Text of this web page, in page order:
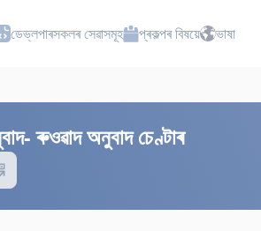
ডেভ্লপাৰসকলৰ সেৱাসমূহ প্ৰকল্পৰ বিষয়ে ভাষা
ৰুওৱাদ অনুবাদ চেণ্টাৰ